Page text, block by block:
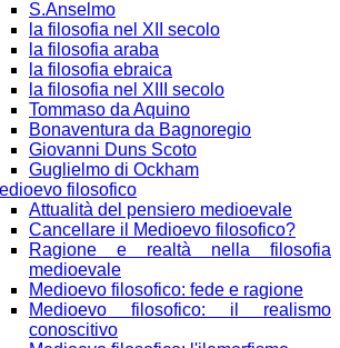
S.Anselmo
la filosofia nel XII secolo
la filosofia araba
la filosofia ebraica
la filosofia nel XIII secolo
Tommaso da Aquino
Bonaventura da Bagnoregio
Giovanni Duns Scoto
Guglielmo di Ockham
filosofico
Attualità del pensiero medioevale
Cancellare il Medioevo filosofico?
Ragione e realtà nella filosofia
medioevale
Medioevo filosofico: fede e ragione
Medioevo filosofico: il realismo
conoscitivo